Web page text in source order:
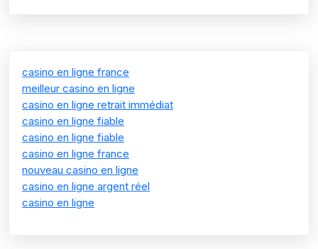
casino en ligne france
meilleur casino en ligne
casino en ligne retrait immédiat
casino en ligne fiable
casino en ligne fiable
casino en ligne france
nouveau casino en ligne
casino en ligne argent réel
casino en ligne